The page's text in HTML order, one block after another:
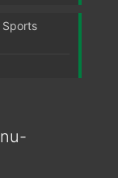
Sports